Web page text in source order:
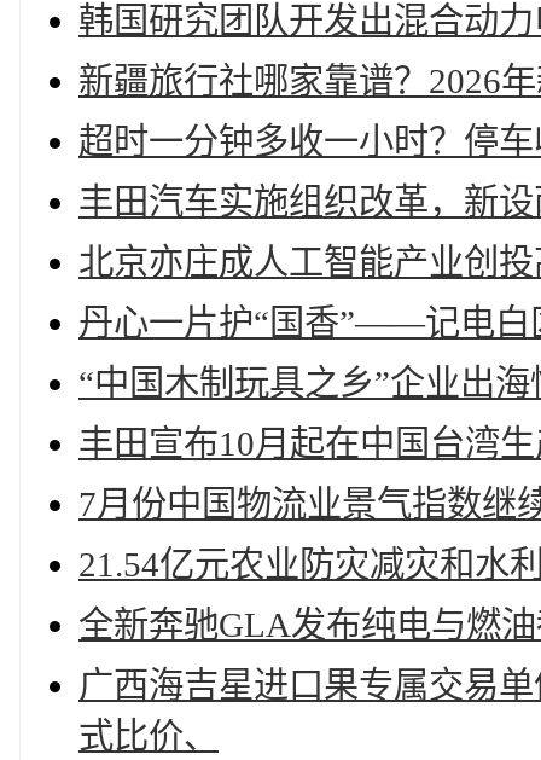
韩国研究团队开发出混合动
新疆旅行社哪家靠谱？2026
超时一分钟多收一小时？停
丰田汽车实施组织改革，新
北京亦庄成人工智能产业创
丹心一片护“国香”——记电白
“中国木制玩具之乡”企业出
丰田宣布10月起在中国台湾
7月份中国物流业景气指数继
21.54亿元农业防灾减灾和水
全新奔驰GLA发布纯电与燃
广西海吉星进口果专属交易
式比价、